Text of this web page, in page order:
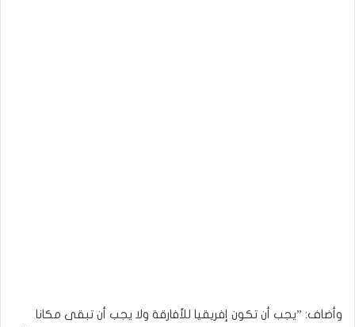
وأضاف: ”يجب أن تكون إفريقيا للأفارقة ولا يجب أن تبقى مكانا